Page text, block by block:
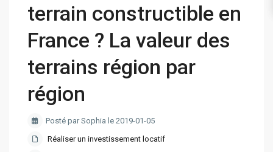
terrain constructible en
France ? La valeur des
terrains région par
région
Posté par Sophia le 2019-01-05
Réaliser un investissement locatif